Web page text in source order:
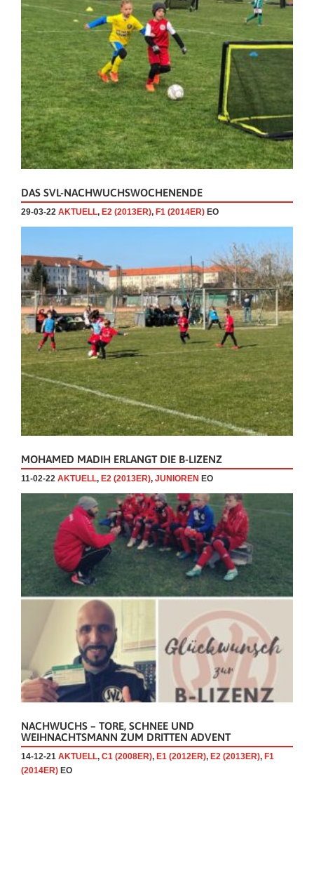
DAS SVL-NACHWUCHSWOCHENENDE
29-03-22 AKTUELL, E2 (2013ER), F1 (2014ER) EO
MOHAMED MADIH ERLANGT DIE B-LIZENZ
11-02-22 AKTUELL, E2 (2013ER), JUNIOREN EO
NACHWUCHS – TORE, SCHNEE UND
WEIHNACHTSMANN ZUM DRITTEN ADVENT
14-12-21 AKTUELL, C1 (2008ER), E1 (2012ER), E2 (2013ER), F1
(2014ER) EO